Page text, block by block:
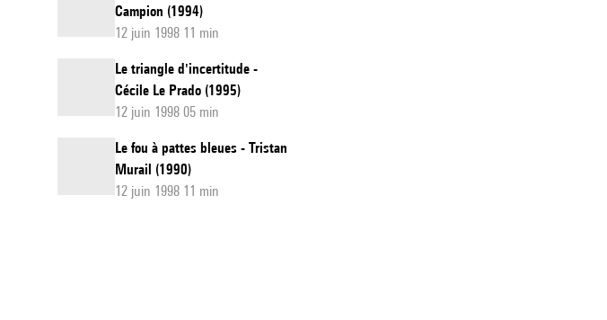
Campion (1994)
12 juin 1998 11 min
Le triangle d'incertitude -
Cécile Le Prado (1995)
12 juin 1998 05 min
Le fou à pattes bleues - Tristan
Murail (1990)
12 juin 1998 11 min